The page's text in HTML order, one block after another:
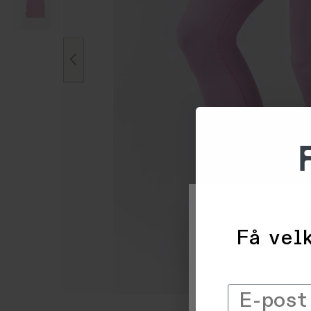
Vi og våre
trykke 'Godta',
til ved å klikke på
Få
Email